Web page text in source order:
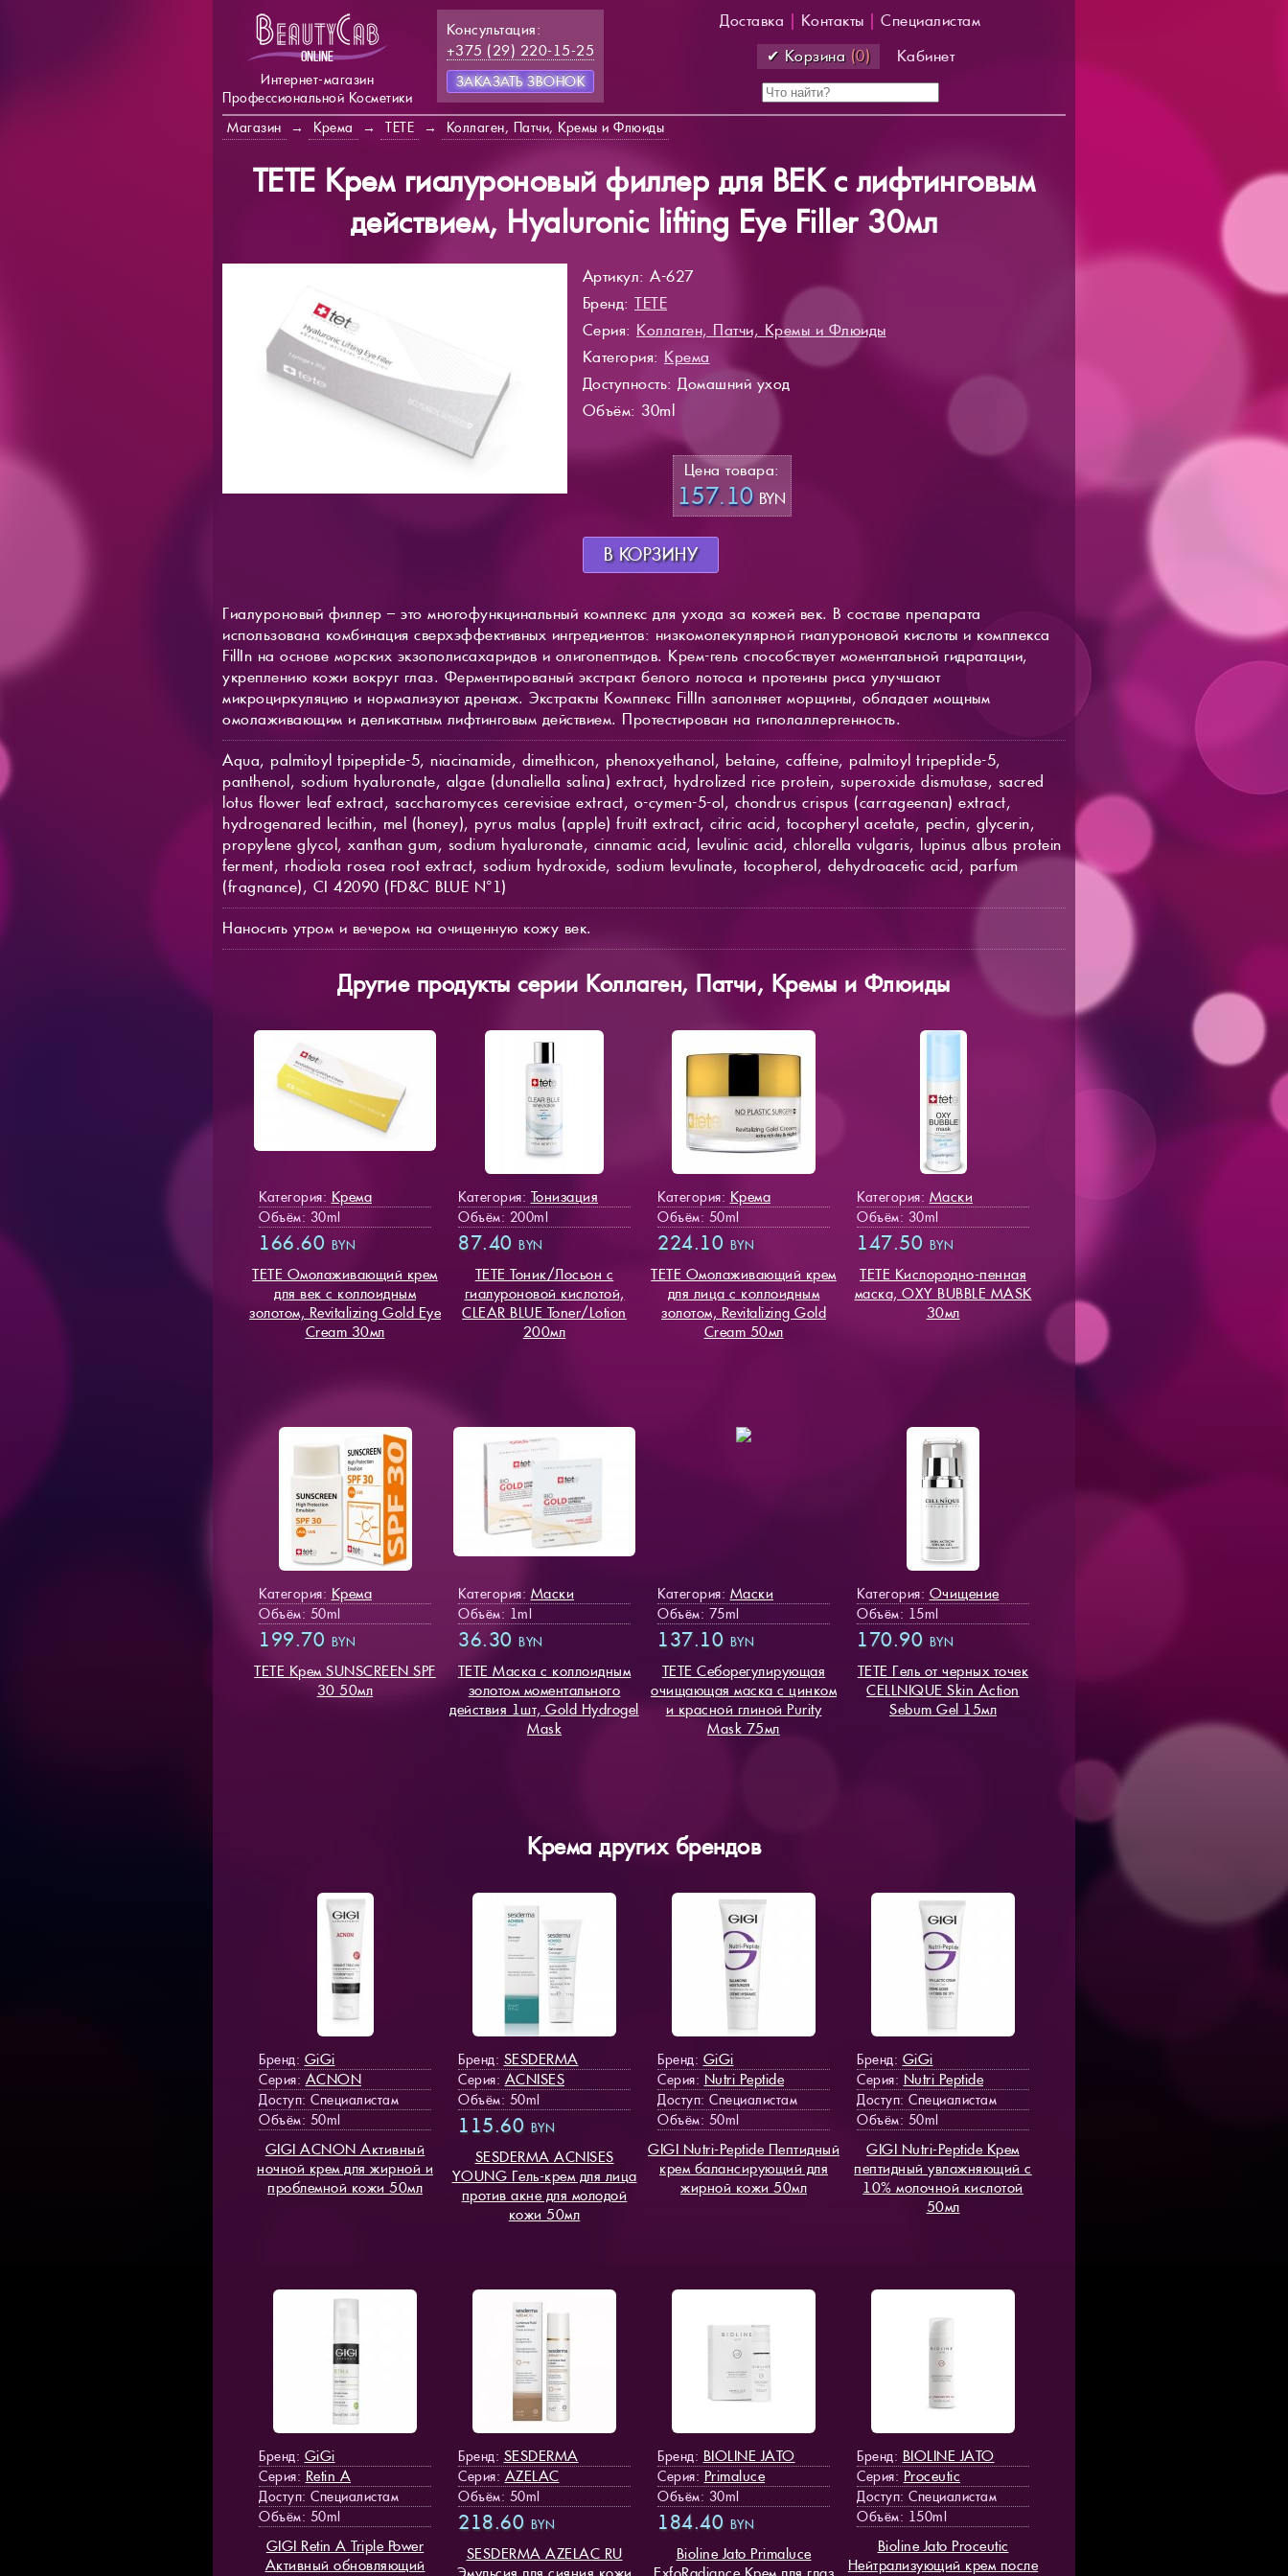
Интернет-магазин
Профессиональной Косметики
Консультация:
+375 (29) 220-15-25
ЗАКАЗАТЬ ЗВОНОК
Доставка Контакты
Специалистам
✔ Корзина (0) Кабинет
Магазин → Крема → TETE → Коллаген, Патчи, Кремы и Флюиды
TETE Крем гиалуроновый филлер для ВЕК с лифтинговым
действием, Hyaluronic lifting Eye Filler 30мл
Артикул: A-627
Бренд: TETE
Серия: Коллаген, Патчи, Кремы и Флюиды
Категория: Крема
Доступность: Домашний уход
Объём: 30ml
Цена товара:
157.10BYN
В КОРЗИНУ
Гиалуроновый филлер – это многофункцинальный комплекс для ухода за кожей век. В составе препарата
использована комбинация сверхэффективных ингредиентов: низкомолекулярной гиалуроновой кислоты и комплекса
FillIn на основе морских экзополисахаридов и олигопептидов. Крем-гель способствует моментальной гидратации,
укреплению кожи вокруг глаз. Ферментированый экстракт белого лотоса и протеины риса улучшают
микроциркуляцию и нормализуют дренаж. Экстракты Комплекс FillIn заполняет морщины, обладает мощным
омолаживающим и деликатным лифтинговым действием. Протестирован на гиполаллергенность.
Aqua, palmitoyl tpipeptide-5, niacinamide, dimethicon, phenoxyethanol, betaine, caffeine, palmitoyl tripeptide-5,
panthenol, sodium hyaluronate, algae (dunaliella salina) extract, hydrolized rice protein, superoxide dismutase, sacred
lotus flower leaf extract, saccharomyces cerevisiae extract, o-cymen-5-ol, chondrus crispus (carrageenan) extract,
hydrogenared lecithin, mel (honey), pyrus malus (apple) fruitt extract, citric acid, tocopheryl acetate, pectin, glycerin,
propylene glycol, xanthan gum, sodium hyaluronate, cinnamic acid, levulinic acid, chlorella vulgaris, lupinus albus protein
ferment, rhodiola rosea root extract, sodium hydroxide, sodium levulinate, tocopherol, dehydroacetic acid, parfum
(fragnance), CI 42090 (FD&C BLUE N°1)
Наносить утром и вечером на очищенную кожу век.
Другие продукты серии Коллаген, Патчи, Кремы и Флюиды
Категория: Крема
Объём: 30ml
166.60 BYN
TETE Омолаживающий крем
для век с коллоидным
золотом, Revitalizing Gold Eye
Cream 30мл
Категория: Тонизация
Объём: 200ml
87.40 BYN
TETE Тоник/Лосьон с
гиалуроновой кислотой,
CLEAR BLUE Toner/Lotion
200мл
Категория: Крема
Объём: 50ml
224.10 BYN
TETE Омолаживающий крем
для лица с коллоидным
золотом, Revitalizing Gold
Cream 50мл
Категория: Маски
Объём: 30ml
147.50 BYN
TETE Кислородно-пенная
маска, OXY BUBBLE MASK
30мл
Категория: Крема
Объём: 50ml
199.70 BYN
TETE Крем SUNSCREEN SPF
30 50мл
Категория: Маски
Объём: 1ml
36.30 BYN
TETE Маска с коллоидным
золотом моментального
действия 1шт, Gold Hydrogel
Mask
Категория: Маски
Объём: 75ml
137.10 BYN
TETE Себорегулирующая
очищающая маска с цинком
и красной глиной Purity
Mask 75мл
Категория: Очищение
Объём: 15ml
170.90 BYN
TETE Гель от черных точек
CELLNIQUE Skin Action
Sebum Gel 15мл
Крема других брендов
Бренд: GiGi
Серия: ACNON
Доступ: Специалистам
Объём: 50ml
GIGI ACNON Активный
ночной крем для жирной и
проблемной кожи 50мл
Бренд: SESDERMA
Серия: ACNISES
Объём: 50ml
115.60 BYN
SESDERMA ACNISES
YOUNG Гель-крем для лица
против акне для молодой
кожи 50мл
Бренд: GiGi
Серия: Nutri Peptide
Доступ: Специалистам
Объём: 50ml
GIGI Nutri-Peptide Пептидный
крем балансирующий для
жирной кожи 50мл
Бренд: GiGi
Серия: Nutri Peptide
Доступ: Специалистам
Объём: 50ml
GIGI Nutri-Peptide Крем
пептидный увлажняющий с
10% молочной кислотой
50мл
Бренд: GiGi
Серия: Retin A
Доступ: Специалистам
Объём: 50ml
GIGI Retin A Triple Power
Активный обновляющий
Бренд: SESDERMA
Серия: AZELAC
Объём: 50ml
218.60 BYN
SESDERMA AZELAC RU
Эмульсия для сияния кожи
Бренд: BIOLINE JATO
Серия: Primaluce
Объём: 30ml
184.40 BYN
Bioline Jato Primaluce
ExfoRadiance Крем для глаз
Бренд: BIOLINE JATO
Серия: Proceutic
Доступ: Специалистам
Объём: 150ml
Bioline Jato Proceutic
Нейтрализующий крем после